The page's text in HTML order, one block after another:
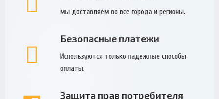
мы доставляем во все города и регионы.
Безопасные платежи
Используются только надежные способы
оплаты.
Защита прав потребителя